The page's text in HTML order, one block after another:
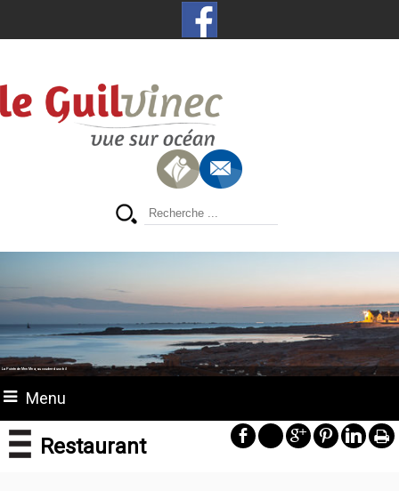
La Pointe de Men Meur, au coucher du soleil
Menu
Restaurant